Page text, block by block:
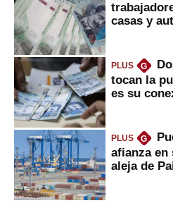
casas y
PLUS G
tocan la
es su
PLUS G
afianza en
aleja de